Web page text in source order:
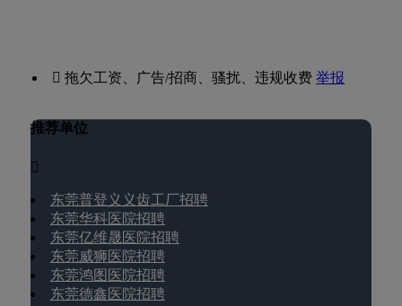
 拖欠工资、广告/招商、骚扰、违规收费举报
推荐单位

东莞普登义义齿工厂招聘
东莞华科医院招聘
东莞亿维晟医院招聘
东莞威狮医院招聘
东莞鸿图医院招聘
东莞德鑫医院招聘